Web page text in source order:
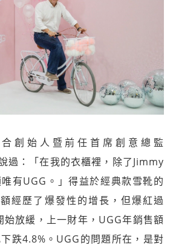
創始人暨前任首席創意總監
：「在我的衣櫃裡，除了Jimmy
有UGG。」得益於經典款雪靴的
經歷了爆發性的增長，但爆紅過
始放緩，上一財年，UGG年銷售額
跌4.8%。UGG的問題所在，是對